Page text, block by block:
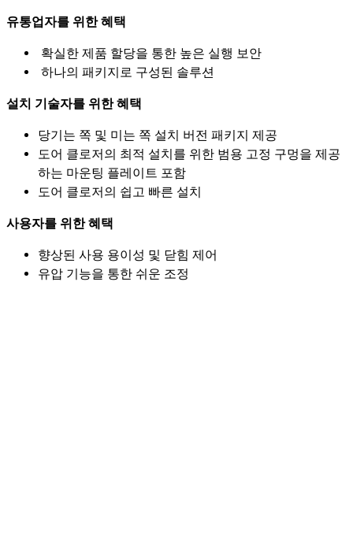
유통업자를 위한 혜택
확실한 제품 할당을 통한 높은 실행 보안
하나의 패키지로 구성된 솔루션
설치 기술자를 위한 혜택
당기는 쪽 및 미는 쪽 설치 버전 패키지 제공
도어 클로저의 최적 설치를 위한 범용 고정 구멍을 제공
하는 마운팅 플레이트 포함
도어 클로저의 쉽고 빠른 설치
사용자를 위한 혜택
향상된 사용 용이성 및 닫힘 제어
유압 기능을 통한 쉬운 조정